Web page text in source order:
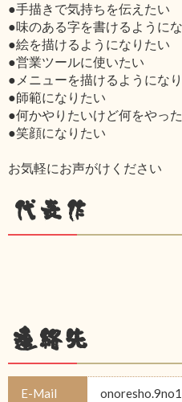
●手描きで気持ちを伝えたい
●味のある字を書けるように
●絵を描けるようになりたい
●営業ツールに使いたい
●メニューを描けるようにな
●師範になりたい
●何かやりたいけど何をやっ
●笑顔になりたい
お気軽にお声がけください
代表作
連絡先
E-Mail